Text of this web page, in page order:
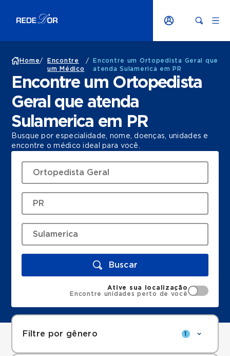
Home/
Encontre
um Médico
/
Encontre um Ortopedista Geral que
atenda Sulamerica em PR
Encontre um Ortopedista
Geral que atenda
Sulamerica em PR
Busque por especialidade, nome, doenças, unidades e
encontre o médico ideal para você.
Buscar
Ative sua localização
Encontre unidades perto de você
Filtre por gênero 1